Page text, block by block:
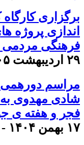
برگزاری
اندازی
فرهنگی
۲۹ اردیبهشت ۱۴۰۵ - ۱۱:۲۸
مراسم دورهمی
شادی مهدوی
فجر و هفته ی
۱۷ بهمن ۱۴۰۴ - ۱۰:۲۰